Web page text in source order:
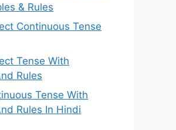
& Rules
Continuous Tense
Tense With
Rules
Tense With
Rules In Hindi